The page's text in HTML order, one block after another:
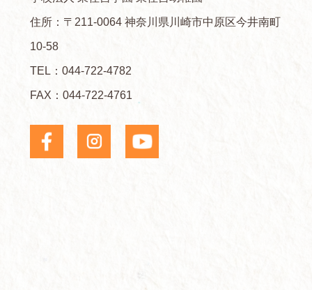
住所：〒211-0064 神奈川県川崎市中原区今井南町
10-58
TEL： 044-722-4782
FAX：044-722-4761